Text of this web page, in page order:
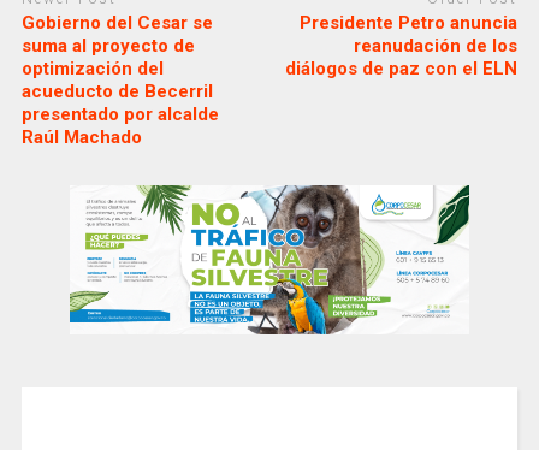
Gobierno del Cesar se
suma al proyecto de
optimización del
acueducto de Becerril
presentado por alcalde
Raúl Machado
Presidente Petro anuncia
reanudación de los
diálogos de paz con el ELN